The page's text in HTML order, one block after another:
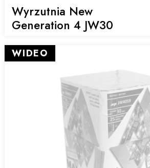
Wyrzutnia New
Generation 4 JW30
WIDEO